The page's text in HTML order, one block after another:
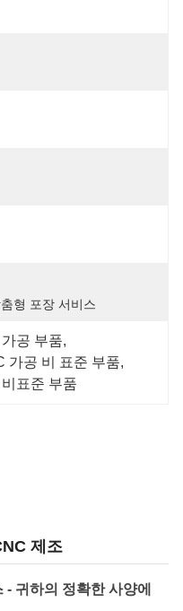
형 포장 서비스
공 부품,
가공 비 표준 부품,
표준 부품
제조
귀하의 정확한 사양에